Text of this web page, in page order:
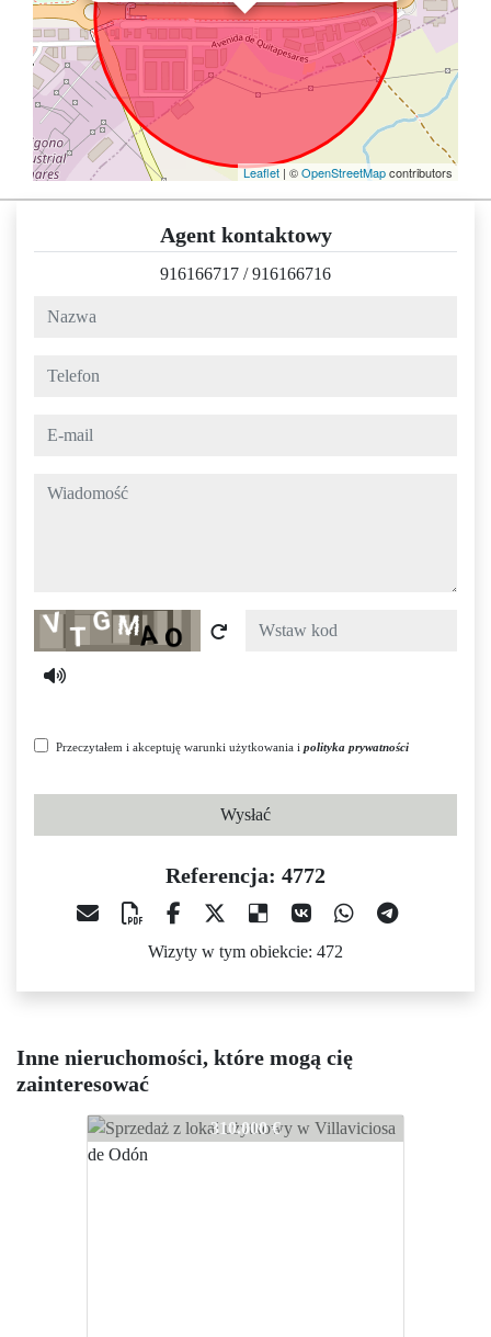
Leaflet | ©OpenStreetMapcontributors
Agent kontaktowy
916166717 /916166716
nazwa
telefon
e-mail
wiadomość
Captcha
Przeczytałem i akceptuję warunki użytkowania i polityka prywatności
Wysłać
Referencja: 4772
Wizyty w tym obiekcie: 472
Inne nieruchomości, które mogą cię
zainteresować
4772
310.000 €